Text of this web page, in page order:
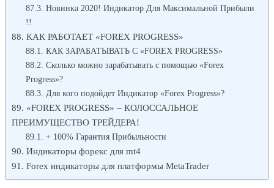
Новинка 2020! Индикатор Для Максимальной Прибыли
!!
КАК РАБОТАЕТ «FOREX PROGRESS»
КАК ЗАРАБАТЫВАТЬ С «FOREX PROGRESS»
Сколько можно зарабатывать с помощью «Forex
Progress»?
Для кого подойдет Индикатор «Forex Progress»?
«FOREX PROGRESS» – КОЛОССАЛЬНОЕ
ПРЕИМУЩЕСТВО ТРЕЙДЕРА!
+ 100% Гарантия Прибыльности
Индикаторы форекс для mt4
Forex индикаторы для платформы MetaTrader